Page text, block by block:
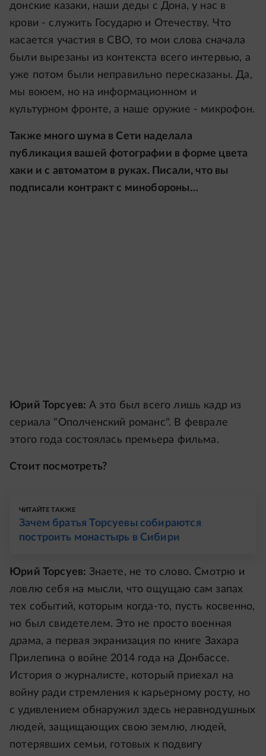
донские казаки, наши деды с Дона, у нас в
крови - служить Государю и Отечеству. Что
касается участия в СВО, то мои слова сначала
были вырезаны из контекста всего интервью, а
уже потом были неправильно пересказаны. Да,
мы воюем, но на информационном и
культурном фронте, а наше оружие - микрофон.
Также много шума в Сети наделала
публикация вашей фотографии в форме цвета
хаки и с автоматом в руках. Писали, что вы
подписали контракт с минобороны…
Юрий Торсуев: А это был всего лишь кадр из
сериала "Ополченский романс". В феврале
этого года состоялась премьера фильма.
Стоит посмотреть?
ЧИТАЙТЕ ТАКЖЕ
Зачем братья Торсуевы собираются
построить монастырь в Сибири
Юрий Торсуев: Знаете, не то слово. Смотрю и
ловлю себя на мысли, что ощущаю сам запах
тех событий, которым когда-то, пусть косвенно,
но был свидетелем. Это не просто военная
драма, а первая экранизация по книге Захара
Прилепина о войне 2014 года на Донбассе.
История о журналисте, который приехал на
войну ради стремления к карьерному росту, но
с удивлением обнаружил здесь неравнодушных
людей, защищающих свою землю, людей,
потерявших семьи, готовых к подвигу